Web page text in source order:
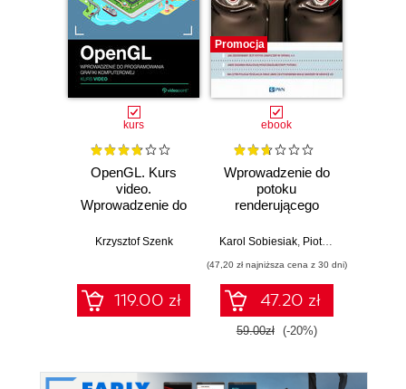
kurs
OpenGL. Kurs
video.
Wprowadzenie do
grafiki
Krzysztof Szenk
119.00 zł
Promocja
ebook
Wprowadzenie do
potoku
renderującego
Karol Sobiesiak, Piotr Sydow
(47,20 zł najniższa cena z 30 dni)
47.20 zł
59.00zł (-20%)